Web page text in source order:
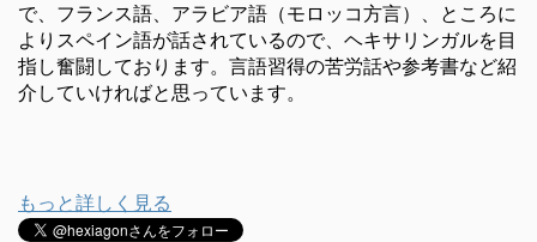
で、フランス語、アラビア語（モロッコ方言）、ところに
よりスペイン語が話されているので、ヘキサリンガルを目
指し奮闘しております。言語習得の苦労話や参考書など紹
介していければと思っています。
もっと詳しく見る